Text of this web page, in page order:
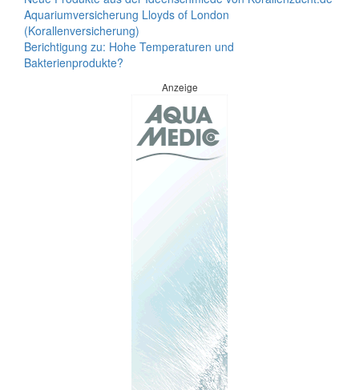
Aquariumversicherung Lloyds of London
(Korallenversicherung)
Berichtigung zu: Hohe Temperaturen und
Bakterienprodukte?
Anzeige